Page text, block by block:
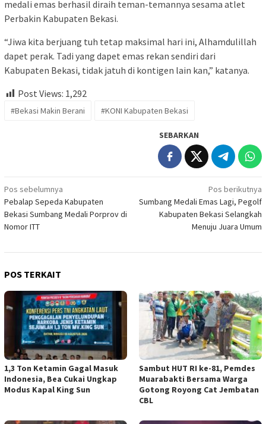
medali emas berhasil diraih teman-temannya sesama atlet
Perbakin Kabupaten Bekasi.
“Jiwa kita berjuang tuh tetap maksimal hari ini, Alhamdulillah
dapet perak. Tadi yang dapet emas rekan sendiri dari
Kabupaten Bekasi, tidak jatuh di kontigen lain kan,” katanya.
Post Views: 1,292
#Bekasi Makin Berani #KONI Kabupaten Bekasi
SEBARKAN
Navigasi
pos
Pos sebelumnya
Pebalap Sepeda Kabupaten
Bekasi Sumbang Medali Porprov di
Nomor ITT
Pos berikutnya
Sumbang Medali Emas Lagi, Pegolf
Kabupaten Bekasi Selangkah
Menuju Juara Umum
POS TERKAIT
1,3 Ton Ketamin Gagal Masuk
Indonesia, Bea Cukai Ungkap
Modus Kapal King Sun
Sambut HUT RI ke-81, Pemdes
Muarabakti Bersama Warga
Gotong Royong Cat Jembatan
CBL